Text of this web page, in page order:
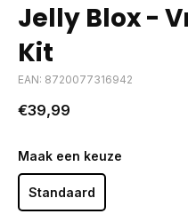
Jelly Blox -
Kit
EAN: 8720077316942
€39,99
Maak een keuze
Standaard